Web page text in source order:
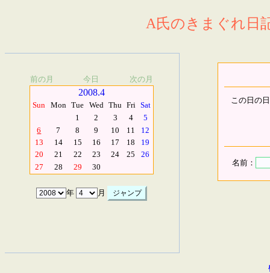
A氏のきまぐれ日
前の月 今日 次の月
2008.4
Sun Mon Tue Wed Thu Fri Sat
1
2 3 4
5
6
7 8 9 10 11
12
13
14 15 16 17 18
19
20
21 22 23 24 25
26
27
28 29 30
年 月
この日の
名前：